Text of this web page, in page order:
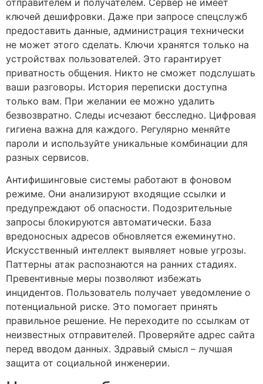
ключей дешифровки. Даже при запросе спецслужб
предоставить данные, администрация технически
не может этого сделать. Ключи хранятся только на
устройствах пользователей. Это гарантирует
приватность общения. Никто не сможет подслушать
ваши разговоры. История переписки доступна
только вам. При желании ее можно удалить
безвозвратно. Следы исчезают бесследно. Цифровая
гигиена важна для каждого. Регулярно меняйте
пароли и используйте уникальные комбинации для
разных сервисов.
Антифишинговые системы работают в фоновом
режиме. Они анализируют входящие ссылки и
предупреждают об опасности. Подозрительные
запросы блокируются автоматически. База
вредоносных адресов обновляется ежеминутно.
Искусственный интеллект выявляет новые угрозы.
Паттерны атак распознаются на ранних стадиях.
Превентивные меры позволяют избежать
инцидентов. Пользователь получает уведомление о
потенциальной риске. Это помогает принять
правильное решение. Не переходите по ссылкам от
неизвестных отправителей. Проверяйте адрес сайта
перед вводом данных. Здравый смысл – лучшая
защита от социальной инженерии.